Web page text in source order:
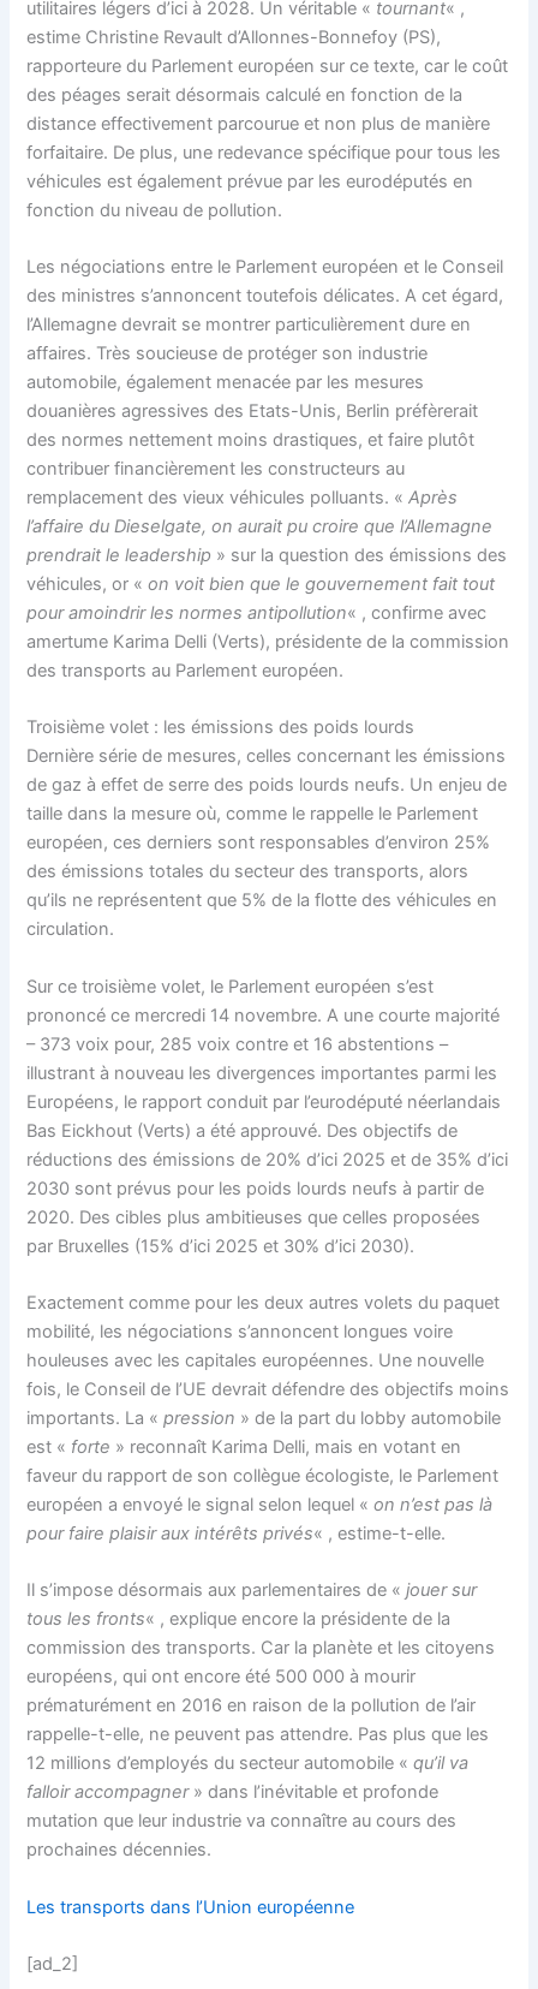
utilitaires légers d’ici à 2028. Un véritable « tournant« ,
estime Christine Revault d’Allonnes-Bonnefoy (PS),
rapporteure du Parlement européen sur ce texte, car le coût
des péages serait désormais calculé en fonction de la
distance effectivement parcourue et non plus de manière
forfaitaire. De plus, une redevance spécifique pour tous les
véhicules est également prévue par les eurodéputés en
fonction du niveau de pollution.
Les négociations entre le Parlement européen et le Conseil
des ministres s’annoncent toutefois délicates. A cet égard,
l’Allemagne devrait se montrer particulièrement dure en
affaires. Très soucieuse de protéger son industrie
automobile, également menacée par les mesures
douanières agressives des Etats-Unis, Berlin préfèrerait
des normes nettement moins drastiques, et faire plutôt
contribuer financièrement les constructeurs au
remplacement des vieux véhicules polluants. «Après
l’affaire du Dieselgate, on aurait pu croire que l’Allemagne
prendrait le leadership » sur la question des émissions des
véhicules, or «on voit bien que le gouvernement fait tout
pour amoindrir les normes antipollution« , confirme avec
amertume Karima Delli (Verts), présidente de la commission
des transports au Parlement européen.
Troisième volet : les émissions des poids lourds
Dernière série de mesures, celles concernant les émissions
de gaz à effet de serre des poids lourds neufs. Un enjeu de
taille dans la mesure où, comme le rappelle le Parlement
européen, ces derniers sont responsables d’environ 25%
des émissions totales du secteur des transports, alors
qu’ils ne représentent que 5% de la flotte des véhicules en
circulation.
Sur ce troisième volet, le Parlement européen s’est
prononcé ce mercredi 14 novembre. A une courte majorité
– 373 voix pour, 285 voix contre et 16 abstentions –
illustrant à nouveau les divergences importantes parmi les
Européens, le rapport conduit par l’eurodéputé néerlandais
Bas Eickhout (Verts) a été approuvé. Des objectifs de
réductions des émissions de 20% d’ici 2025 et de 35% d’ici
2030 sont prévus pour les poids lourds neufs à partir de
2020. Des cibles plus ambitieuses que celles proposées
par Bruxelles (15% d’ici 2025 et 30% d’ici 2030).
Exactement comme pour les deux autres volets du paquet
mobilité, les négociations s’annoncent longues voire
houleuses avec les capitales européennes. Une nouvelle
fois, le Conseil de l’UE devrait défendre des objectifs moins
importants. La «pression » de la part du lobby automobile
est « forte » reconnaît Karima Delli, mais en votant en
faveur du rapport de son collègue écologiste, le Parlement
européen a envoyé le signal selon lequel «on n’est pas là
pour faire plaisir aux intérêts privés« , estime-t-elle.
Il s’impose désormais aux parlementaires de «jouer sur
tous les fronts« , explique encore la présidente de la
commission des transports. Car la planète et les citoyens
européens, qui ont encore été 500 000 à mourir
prématurément en 2016 en raison de la pollution de l’air
rappelle-t-elle, ne peuvent pas attendre. Pas plus que les
12 millions d’employés du secteur automobile «qu’il va
falloir accompagner» dans l’inévitable et profonde
mutation que leur industrie va connaître au cours des
prochaines décennies.
Les transports dans l’Union européenne
[ad_2]